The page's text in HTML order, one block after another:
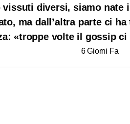
vissuti diversi, siamo nate
ma dall’altra parte ci
«troppe volte il gossip
6 Giorni Fa